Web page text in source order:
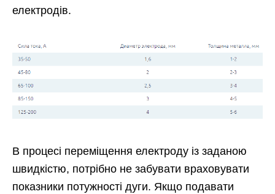
електродів.
В процесі переміщення електроду із заданою
швидкістю, потрібно не забувати враховувати
показники потужності дуги. Якщо подавати